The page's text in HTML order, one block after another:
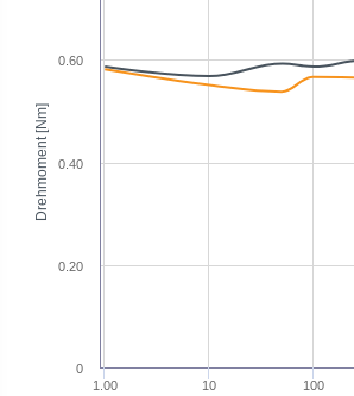
Drehmoment [Nm]
1.00 10 100
0
0.20
0.40
0.60